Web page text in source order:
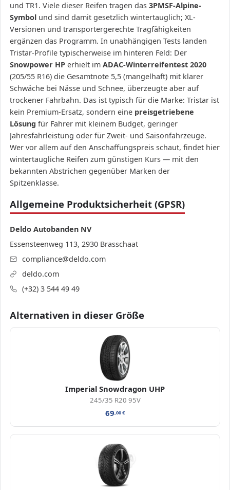
und TR1. Viele dieser Reifen tragen das 3PMSF-Alpine-
Symbol und sind damit gesetzlich wintertauglich; XL-
Versionen und transportergerechte Tragfähigkeiten
ergänzen das Programm. In unabhängigen Tests landen
Tristar-Profile typischerweise im hinteren Feld: Der
Snowpower HP erhielt im ADAC-Winterreifentest 2020
(205/55 R16) die Gesamtnote 5,5 (mangelhaft) mit klarer
Schwäche bei Nässe und Schnee, überzeugte aber auf
trockener Fahrbahn. Das ist typisch für die Marke: Tristar ist
kein Premium-Ersatz, sondern eine preisgetriebene
Lösung für Fahrer mit kleinem Budget, geringer
Jahresfahrleistung oder für Zweit- und Saisonfahrzeuge.
Wer vor allem auf den Anschaffungspreis schaut, findet hier
wintertaugliche Reifen zum günstigen Kurs — mit den
bekannten Abstrichen gegenüber Marken der
Spitzenklasse.
Allgemeine Produktsicherheit (GPSR)
Deldo Autobanden NV
Essensteenweg 113, 2930 Brasschaat
compliance@deldo.com
deldo.com
(+32) 3 544 49 49
Alternativen in dieser Größe
Imperial Snowdragon UHP
245/35 R20 95V
69,00€